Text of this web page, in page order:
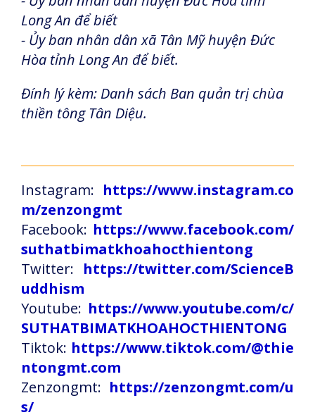
Long An để biết
- Ủy ban nhân dân xã Tân Mỹ huyện Đức
Hòa tỉnh Long An để biết.
Đính lý kèm: Danh sách Ban quản trị chùa
thiền tông Tân Diệu.
Instagram: https://www.instagram.co
m/zenzongmt
Facebook: https://www.facebook.com/
suthatbimatkhoahocthientong
Twitter: https://twitter.com/ScienceB
uddhism
Youtube: https://www.youtube.com/c/
SUTHATBIMATKHOAHOCTHIENTONG
Tiktok: https://www.tiktok.com/@thie
ntongmt.com
Zenzongmt: https://zenzongmt.com/u
s/